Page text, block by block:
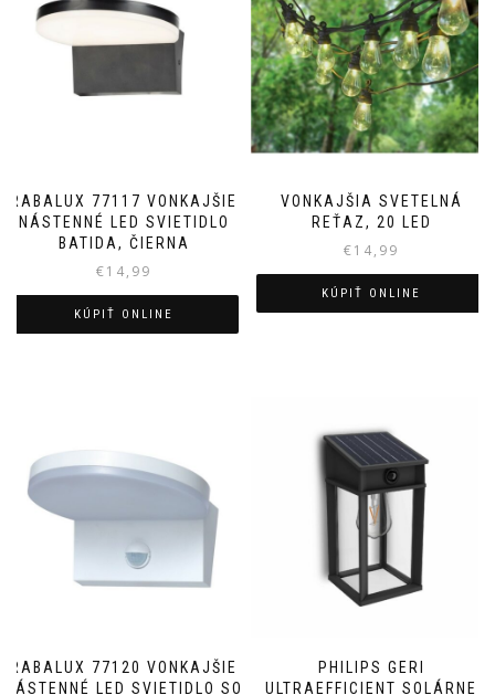
RABALUX 77117 VONKAJŠIE
NÁSTENNÉ LED SVIETIDLO
BATIDA, ČIERNA
€14,99
KÚPIŤ ONLINE
VONKAJŠIA SVETELNÁ
REŤAZ, 20 LED
€14,99
KÚPIŤ ONLINE
RABALUX 77120 VONKAJŠIE
NÁSTENNÉ LED SVIETIDLO SO
PHILIPS GERI
ULTRAEFFICIENT SOLÁRNE